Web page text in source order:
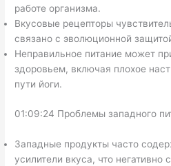
работе организма.
Вкусовые рецепторы
связано с эволюционной
Неправильное питание может
здоровьем, включая плохое
пути йоги.
01:09:24 Проблемы западного
Западные продукты часто
усилители вкуса, что негативно